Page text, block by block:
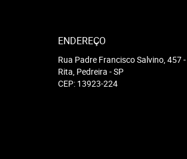
ENDEREÇO
Rua Padre Francisco Salvino, 457-
Rita, Pedreira -SP
CEP: 13923-224